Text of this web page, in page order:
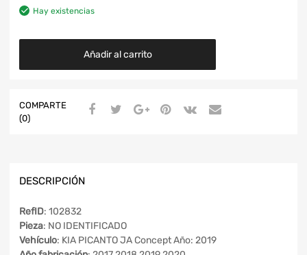
Hay existencias
Añadir al carrito
COMPARTE
(0)
DESCRIPCIÓN
RefID: 102832
Pieza: NO IDENTIFICADO
Vehículo: KIA PICANTO JA Concept Año: 2019